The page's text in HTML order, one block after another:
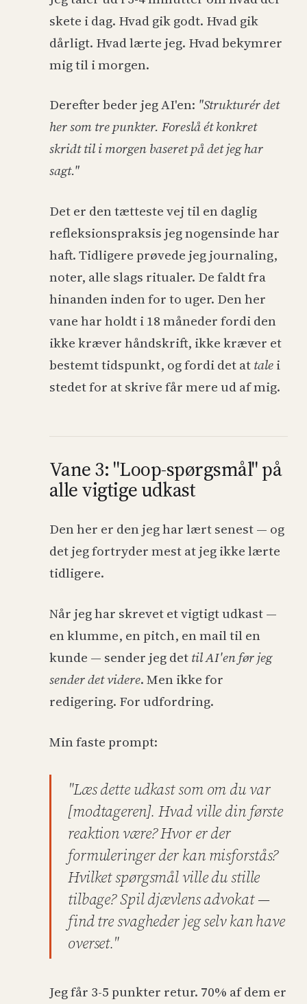
skete i dag. Hvad gik godt. Hvad gik
dårligt. Hvad lærte jeg. Hvad bekymrer
mig til i morgen.
Derefter beder jeg AI'en: "Strukturér det
her som tre punkter. Foreslå ét konkret
skridt til i morgen baseret på det jeg har
sagt."
Det er den tætteste vej til en daglig
refleksionspraksis jeg nogensinde har
haft. Tidligere prøvede jeg journaling,
noter, alle slags ritualer. De faldt fra
hinanden inden for to uger. Den her
vane har holdt i 18 måneder fordi den
ikke kræver håndskrift, ikke kræver et
bestemt tidspunkt, og fordi det attalei
stedet for at skrive får mere ud af mig.
Vane 3: "Loop-spørgsmål" på
alle vigtige udkast
Den her er den jeg har lært senest — og
det jeg fortryder mest at jeg ikke lærte
tidligere.
Når jeg har skrevet et vigtigt udkast —
en klumme, en pitch, en mail til en
kunde — sender jeg dettil AI'en før jeg
sender det videre. Men ikke for
redigering. For udfordring.
Min faste prompt:
"Læs dette udkast som om du var
[modtageren]. Hvad ville din første
reaktion være? Hvor er der
formuleringer der kan misforstås?
Hvilket spørgsmål ville du stille
tilbage? Spil djævlens advokat —
find tre svagheder jeg selv kan have
overset."
Jeg får 3-5 punkter retur. 70% af dem er